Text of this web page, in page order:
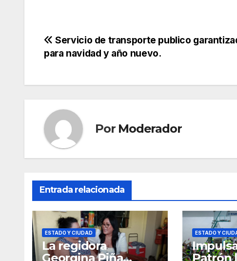
Navegación
de
entradas
Servicio de transporte publico
para navidad y año nuevo.
Por Moderador
Entrada relacionada
ESTADO Y CIUDAD
La regidora
Georgina Piña
ESTADO Y
Patrón